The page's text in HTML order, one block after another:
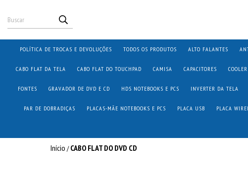
POLÍTICA DE TROCAS E DEVOLUÇÕES TODOS OS PRODUTOS ALTO FALANTES
CABO FLAT DA TELA CABO FLAT DO TOUCHPAD CAMISA CAPACITORES COOLER
FONTES GRAVADOR DE DVD E CD HDS NOTEBOOKS E PCS INVERTER DA TELA
PAR DE DOBRADIÇAS PLACAS-MÃE NOTEBOOKS E PCS PLACA USB PLACA
Início / CABO FLAT DO DVD CD